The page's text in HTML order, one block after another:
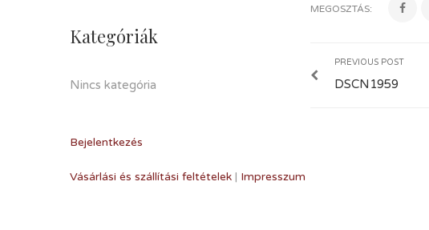
Kategóriák
Nincs kategória
Bejelentkezés
MEGOSZTÁS:
PREVIOUS POST
DSCN1959
Vásárlási és szállítási feltételek | Impresszum